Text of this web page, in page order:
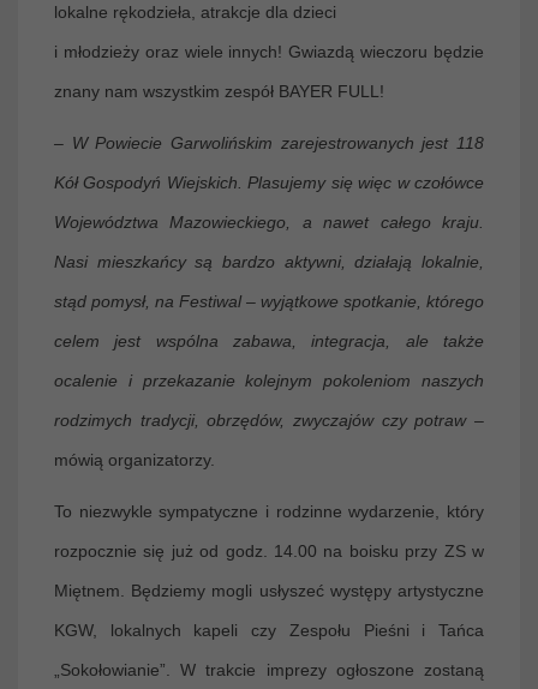
lokalne rękodzieła, atrakcje dla dzieci
i młodzieży oraz wiele innych! Gwiazdą wieczoru będzie
znany nam wszystkim zespół BAYER FULL!
– W Powiecie Garwolińskim zarejestrowanych jest 118
Kół Gospodyń Wiejskich. Plasujemy się więc w czołówce
Województwa Mazowieckiego, a nawet całego kraju.
Nasi mieszkańcy są bardzo aktywni, działają lokalnie,
stąd pomysł, na Festiwal – wyjątkowe spotkanie, którego
celem jest wspólna zabawa, integracja, ale także
ocalenie i przekazanie kolejnym pokoleniom naszych
rodzimych tradycji, obrzędów, zwyczajów czy potraw –
mówią organizatorzy.
To niezwykle sympatyczne i rodzinne wydarzenie, który
rozpocznie się już od godz. 14.00 na boisku przy ZS w
Miętnem. Będziemy mogli usłyszeć występy artystyczne
KGW, lokalnych kapeli czy Zespołu Pieśni i Tańca
„Sokołowianie”. W trakcie imprezy ogłoszone zostaną